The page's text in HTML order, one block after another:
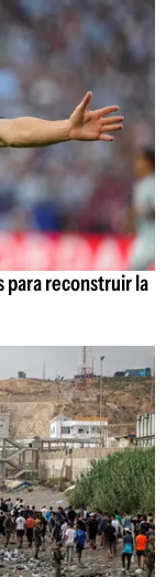
para reconstruir la